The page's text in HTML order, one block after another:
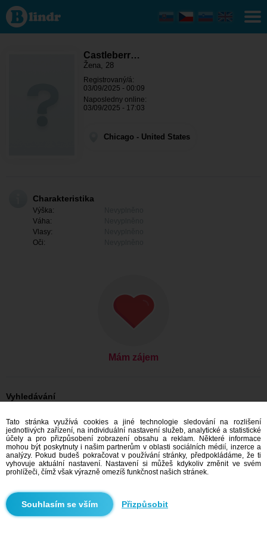
Castleberry
- Ona
hledá
někoho
Castleberr…
Žena, 28
Registrovaný/á:
03/09/2025 - 00:09
Naposledny online:
03/09/2025 - 17:03
Chicago - United States
Charakteristika
Výška:
Váha:
Vlasy:
Oči:
Mám zájem
Vyhledávání
Ona hledá jeho: Ženy, 28
Ona hledá jeho: Ženy, 28 - United States
Ona hledá jeho: Ženy, 28 - Chicago
Seznamka United States
Seznamka Chicago
Doporučujeme
Tato stránka využívá cookies a jiné technologie sledování na rozlišení
jednotlivých zařízení, na individuální nastavení služeb, analytické a statistické
účely a pro přizpůsobení zobrazení obsahu a reklam. Některé informace
mohou být poskytnuty i našim partnerům v oblasti sociálních médií, inzerce a
analýzy. Pokud budeš pokračovat v používání stránky, předpokládáme, že ti
vyhovuje aktuální nastavení. Nastavení si můžeš kdykoliv změnit ve svém
prohlížeči, čímž však výrazně omezíš funkčnost našich stránek.
Přizpůsobit